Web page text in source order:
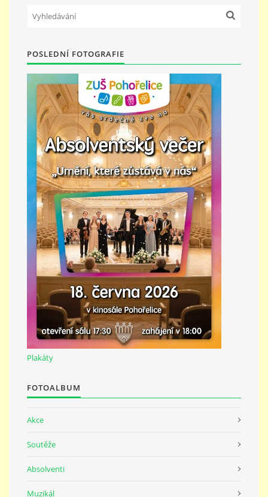
MISS VÝTVARNÝ MODEL
ZAMĚSTNÁNÍ
DOTACE
GDPR
ZUŠ Pohořelice
Školní 462
Pohořelice
691 23
© 2026 eStránky.cz |Tisk|Nahoru ↑
POSLEDNÍ FOTOGRAFIE
Plakáty
FOTOALBUM
Akce
Soutěže
Absolventi
Muzikál